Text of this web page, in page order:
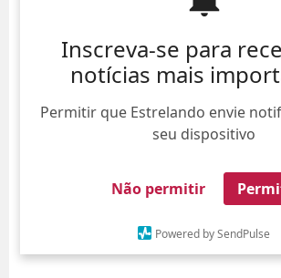
Inscreva-se para
notícias mais
Permitir que Estrelando envie
seu dispositivo
Não permitir
Powered by SendPulse